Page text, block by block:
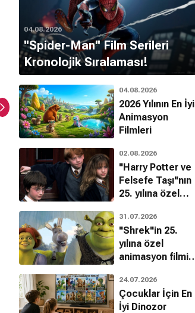
The Incredible
Hulk
Bilim Kurgu, Aksiyon, Macera
Canavar
04.08.2026
''Spider-Man'' Film Serileri
Kronolojik Sıralaması!
04.08.2026
2026 Yılının En İyi
Animasyon
Filmleri
02.08.2026
"Harry Potter ve
Felsefe Taşı"nın
25. yılına özel
bilinmeyenleri!
31.07.2026
"Shrek"in 25.
yılına özel
animasyon filmin
24.07.2026
Çocuklar İçin En
İyi Dinozor